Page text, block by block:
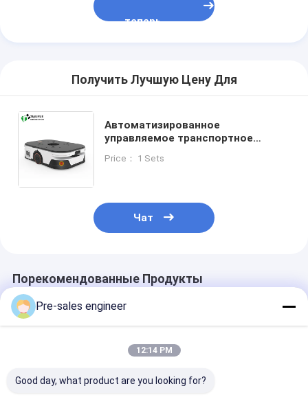
теперь
Получить Лучшую Цену Для
Автоматизированное
управляемое транспортное
электромагнитной тормозной
Price： 1 Sets
Чат
Порекомендованные Продукты
Pre-sales engineer
12:14 PM
Good day, what product are you looking for?